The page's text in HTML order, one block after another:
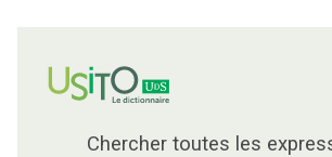
Chercher toutes les